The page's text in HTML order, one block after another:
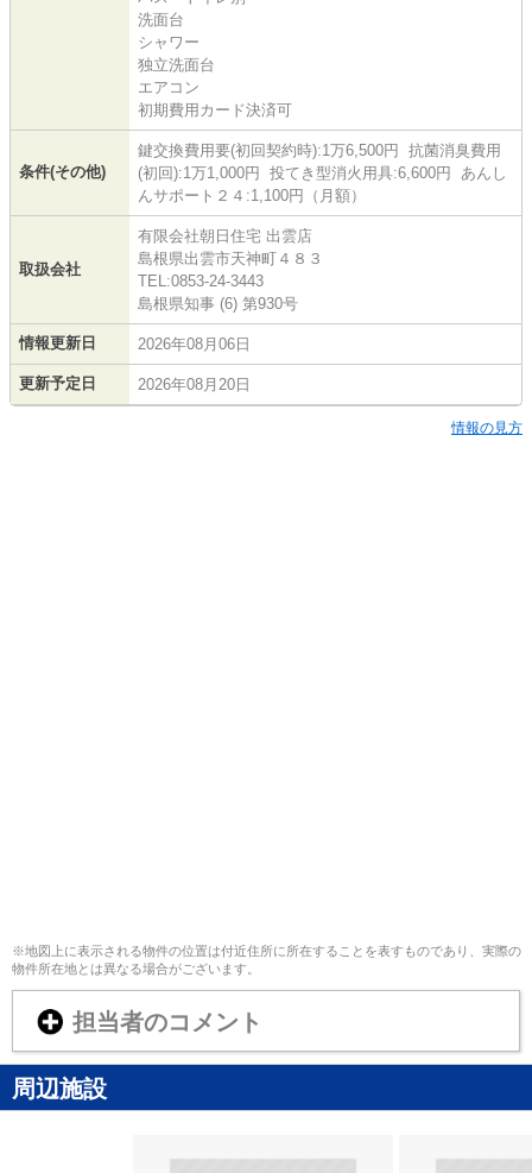
洗面台
シャワー
独立洗面台
エアコン
初期費用カード決済可
条件(その他)
鍵交換費用要(初回契約時):1万6,500円 抗菌消臭費用
(初回):1万1,000円 投てき型消火用具:6,600円 あんし
んサポート２４:1,100円（月額）
取扱会社
有限会社朝日住宅 出雲店
島根県出雲市天神町４８３
TEL:0853-24-3443
島根県知事 (6) 第930号
情報更新日 2026年08月06日
更新予定日 2026年08月20日
情報の見方
※地図上に表示される物件の位置は付近住所に所在することを表すものであり、実際の
物件所在地とは異なる場合がございます。
担当者のコメント
周辺施設